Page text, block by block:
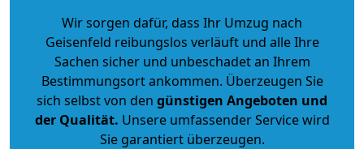
Wir sorgen dafür, dass Ihr Umzug nach
Geisenfeld reibungslos verläuft und alle Ihre
Sachen sicher und unbeschadet an Ihrem
Bestimmungsort ankommen. Überzeugen Sie
sich selbst von den günstigen Angeboten und
der Qualität. Unsere umfassender Service wird
Sie garantiert überzeugen.